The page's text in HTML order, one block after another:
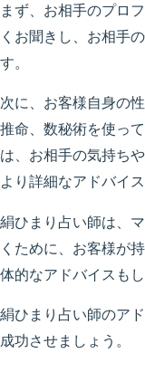
まず、お相手のプロ
くお聞きし、お相手
す。
次に、お客様自身の
推命、数秘術を使っ
は、お相手の気持ち
より詳細なアドバイ
絹ひまり占い師は、
くために、お客様が
体的なアドバイスもし
絹ひまり占い師のア
成功させましょう。